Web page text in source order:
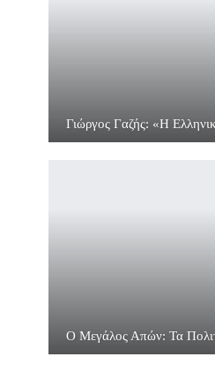
Γιώργος Γαζής: «Η
Ο Μεγάλος Απών: Τα